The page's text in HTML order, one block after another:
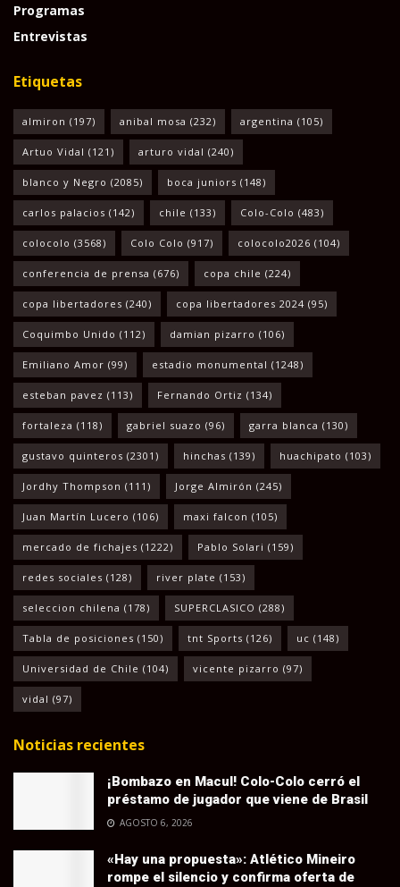
Programas
Entrevistas
Etiquetas
almiron (197) anibal mosa (232) argentina (105)
Artuo Vidal (121) arturo vidal (240)
blanco y Negro (2085) boca juniors (148)
carlos palacios (142) chile (133) Colo-Colo (483)
colocolo (3568) Colo Colo (917) colocolo2026 (104)
conferencia de prensa (676) copa chile (224)
copa libertadores (240) copa libertadores 2024 (95)
Coquimbo Unido (112) damian pizarro (106)
Emiliano Amor (99) estadio monumental (1248)
esteban pavez (113) Fernando Ortiz (134)
fortaleza (118) gabriel suazo (96) garra blanca (130)
gustavo quinteros (2301) hinchas (139) huachipato (103)
Jordhy Thompson (111) Jorge Almirón (245)
Juan Martín Lucero (106) maxi falcon (105)
mercado de fichajes (1222) Pablo Solari (159)
redes sociales (128) river plate (153)
seleccion chilena (178) SUPERCLASICO (288)
Tabla de posiciones (150) tnt Sports (126) uc (148)
Universidad de Chile (104) vicente pizarro (97)
vidal (97)
Noticias recientes
¡Bombazo en Macul! Colo-Colo cerró el
préstamo de jugador que viene de Brasil
AGOSTO 6, 2026
«Hay una propuesta»: Atlético Mineiro
rompe el silencio y confirma oferta de